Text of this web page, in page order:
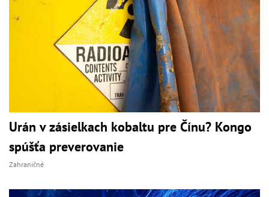
Urán v zásielkach kobaltu pre Čínu? Kongo
spúšťa preverovanie
Zahraničné